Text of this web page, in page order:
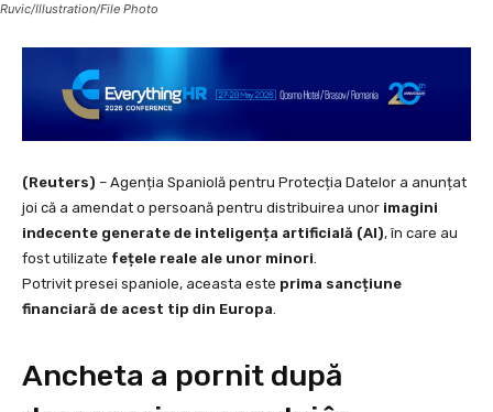
Ruvic/Illustration/File Photo
(Reuters) – Agenția Spaniolă pentru Protecția Datelor a anunțat
joi că a amendat o persoană pentru distribuirea unor imagini
indecente generate de inteligența artificială (AI), în care au
fost utilizate fețele reale ale unor minori.
Potrivit presei spaniole, aceasta este prima sancțiune
financiară de acest tip din Europa.
Ancheta a pornit după